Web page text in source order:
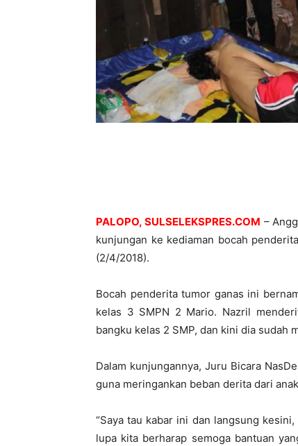
PALOPO, SULSELEKSPRES.COM –
kunjungan ke kediaman bocah
(2/4/2018).
Bocah penderita tumor ganas ini
kelas 3 SMPN 2 Mario. Nazril
bangku kelas 2 SMP, dan kini dia sudah
Dalam kunjungannya, Juru Bicara
guna meringankan beban derita dari
“Saya tau kabar ini dan langsung
lupa kita berharap semoga bantuan